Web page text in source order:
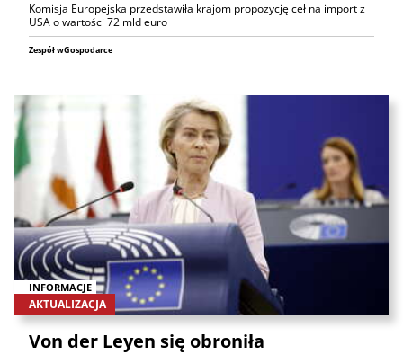
Komisja Europejska przedstawiła krajom propozycję ceł na import z
USA o wartości 72 mld euro
Zespół wGospodarce
INFORMACJE
AKTUALIZACJA
Von der Leyen się obroniła